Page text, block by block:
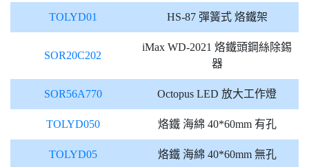
TOLYD01 HS-87 彈簧式 烙鐵架
SOR20C202
iMax WD-2021 烙鐵頭鋼絲除錫
器
SOR56A770 Octopus LED 放大工作燈
TOLYD050 烙鐵 海綿 40*60mm 有孔
TOLYD05 烙鐵 海綿 40*60mm 無孔